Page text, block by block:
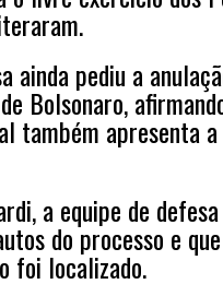
ainda pediu a
Bolsonaro,
também apresenta
a equipe de
do processo e
foi localizado.